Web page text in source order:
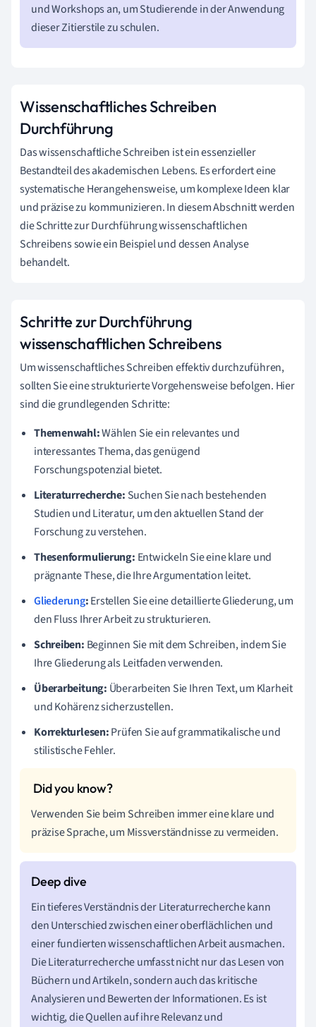
und Workshops an, um Studierende in der Anwendung
dieser Zitierstile zu schulen.
Wissenschaftliches Schreiben
Durchführung
Das wissenschaftliche Schreiben ist ein essenzieller
Bestandteil des akademischen Lebens. Es erfordert eine
systematische Herangehensweise, um komplexe Ideen klar
und präzise zu kommunizieren. In diesem Abschnitt werden
die Schritte zur Durchführung wissenschaftlichen
Schreibens sowie ein Beispiel und dessen Analyse
behandelt.
Schritte zur Durchführung
wissenschaftlichen Schreibens
Um wissenschaftliches Schreiben effektiv durchzuführen,
sollten Sie eine strukturierte Vorgehensweise befolgen. Hier
sind die grundlegenden Schritte:
Themenwahl:Wählen Sie ein relevantes und
interessantes Thema, das genügend
Forschungspotenzial bietet.
Literaturrecherche: Suchen Sie nach bestehenden
Studien und Literatur, um den aktuellen Stand der
Forschung zu verstehen.
Thesenformulierung: Entwickeln Sie eine klare und
prägnante These, die Ihre Argumentation leitet.
Gliederung:Erstellen Sie eine detaillierte Gliederung, um
den Fluss Ihrer Arbeit zu strukturieren.
Schreiben: Beginnen Sie mit dem Schreiben, indem Sie
Ihre Gliederung als Leitfaden verwenden.
Überarbeitung: Überarbeiten Sie Ihren Text, um Klarheit
und Kohärenz sicherzustellen.
Korrekturlesen:Prüfen Sie auf grammatikalische und
stilistische Fehler.
Verwenden Sie beim Schreiben immer eine klare und
präzise Sprache, um Missverständnisse zu vermeiden.
Ein tieferes Verständnis der Literaturrecherche kann
den Unterschied zwischen einer oberflächlichen und
einer fundierten wissenschaftlichen Arbeit ausmachen.
Die Literaturrecherche umfasst nicht nur das Lesen von
Büchern und Artikeln, sondern auch das kritische
Analysieren und Bewerten der Informationen. Es ist
wichtig, die Quellen auf ihre Relevanz und